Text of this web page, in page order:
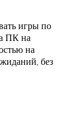
игры по
ПК на
на
без